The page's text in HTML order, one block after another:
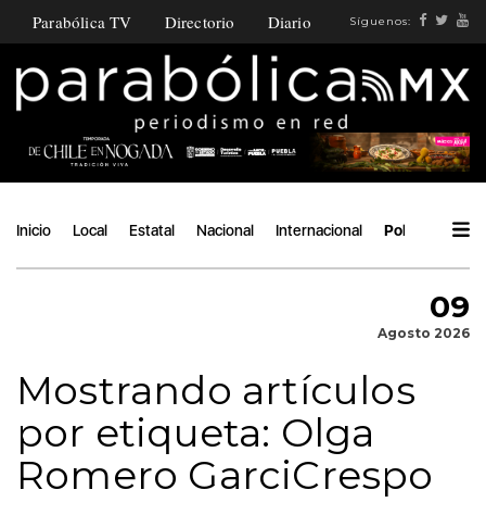
Parabólica TV Directorio Diario Síguenos:
Inicio Local Estatal Nacional Internacional Política
09
Agosto 2026
Mostrando artículos
por etiqueta: Olga
Romero GarciCrespo